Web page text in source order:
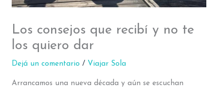
Los consejos que recibí y no te
los quiero dar
Dejá un comentario / Viajar Sola
Arrancamos una nueva década y aún se escuchan